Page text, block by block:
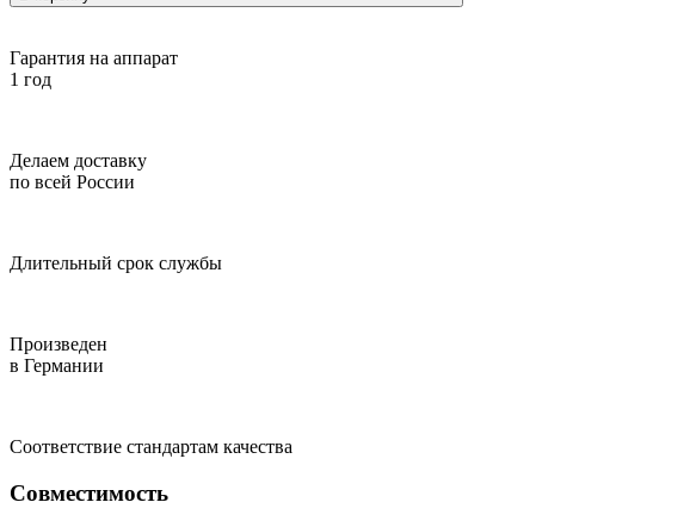
Гарантия на аппарат
1 год
Делаем доставку
по всей России
Длительный срок службы
Произведен
в Германии
Соответствие стандартам качества
Совместимость